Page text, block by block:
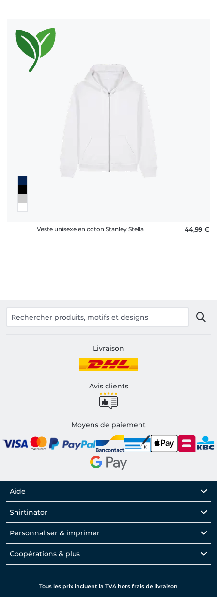
Veste unisexe en coton Stanley Stella 44,99 €
Livraison
Avis clients
Moyens de paiement
Aide
Shirtinator
Personnaliser & imprimer
Coopérations & plus
Tous les prix incluent la TVA hors frais de livraison